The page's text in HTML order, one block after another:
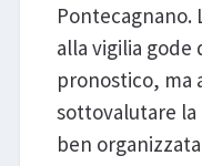
Pontecagnano.
alla vigilia gode
pronostico, ma
sottovalutare
ben